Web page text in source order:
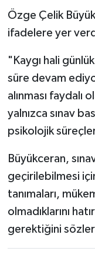
Özge Çelik
ifadelere yer
"Kaygı hali
süre devam
alınması faydalı
yalnızca sınav
psikolojik
Büyükceran,
geçirilebilmesi
tanımaları,
olmadıklarını
gerektiğini